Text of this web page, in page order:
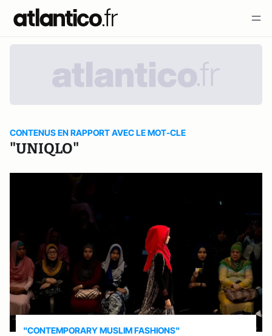
CONTENUS EN RAPPORT AVEC LE MOT-CLE
"UNIQLO"
"CONTEMPORARY MUSLIM FASHIONS"